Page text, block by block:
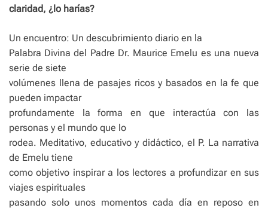
claridad, ¿lo harías?
Un encuentro: Un descubrimiento diario en la
Palabra Divina del Padre Dr. Maurice Emelu es una nueva
serie de siete
volúmenes llena de pasajes ricos y basados ​​en la fe que
pueden impactar
profundamente la forma en que interactúa con las
personas y el mundo que lo
rodea. Meditativo, educativo y didáctico, el P. La narrativa
de Emelu tiene
como objetivo inspirar a los lectores a profundizar en sus
viajes espirituales
pasando solo unos momentos cada día en reposo en